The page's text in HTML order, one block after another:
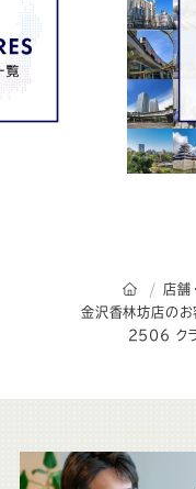
オーダ
店舗
2506 クラ
こ